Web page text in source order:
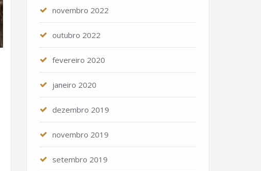
novembro 2022
outubro 2022
fevereiro 2020
janeiro 2020
dezembro 2019
novembro 2019
setembro 2019